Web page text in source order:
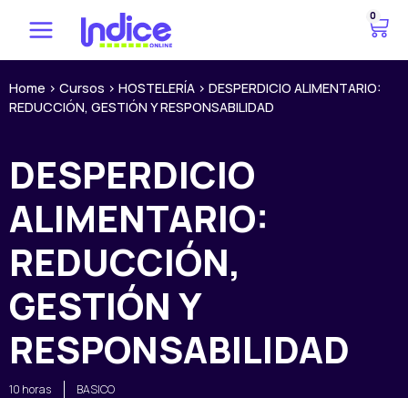
contenido
0
C
a
r
Home > Cursos > HOSTELERÍA > DESPERDICIO ALIMENTARIO:
REDUCCIÓN, GESTIÓN Y RESPONSABILIDAD
DESPERDICIO
ALIMENTARIO:
REDUCCIÓN,
GESTIÓN Y
RESPONSABILIDAD
10 horas BASICO